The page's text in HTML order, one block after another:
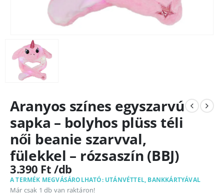
Aranyos színes egyszarvú
sapka – bolyhos plüss téli
női beanie szarvval,
fülekkel – rózsaszín (BBJ)
3.390 Ft
A TERMÉK MEGVÁSÁROLHATÓ: UTÁNVÉTTEL, BANKKÁRTYÁVAL
Már csak 1 db van raktáron!